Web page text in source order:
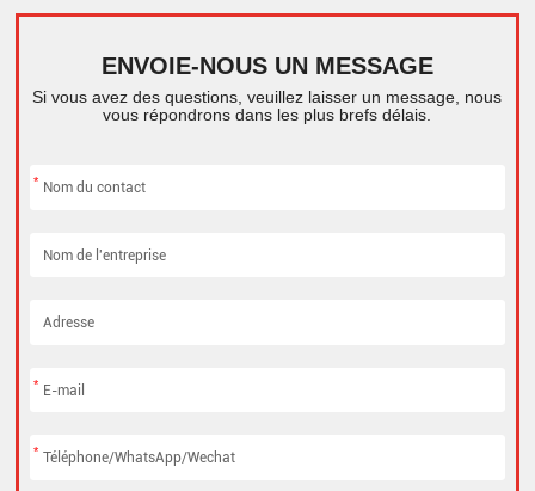
ENVOIE-NOUS UN MESSAGE
Si vous avez des questions, veuillez laisser un message, nous
vous répondrons dans les plus brefs délais.
*
*
*